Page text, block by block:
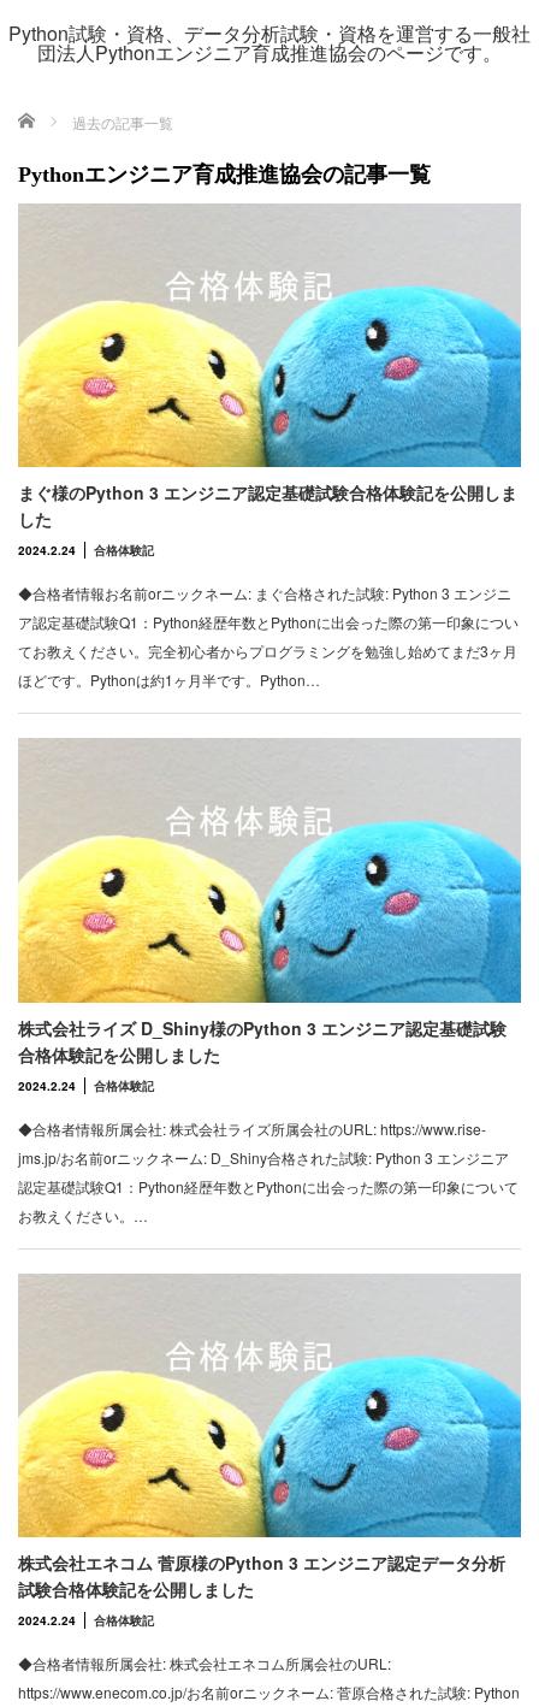
Python試験・資格、データ分析試験・資格を運営する一般社
団法人Pythonエンジニア育成推進協会のページです。
ホーム 過去の記事一覧
Pythonエンジニア育成推進協会の記事一覧
まぐ様のPython 3 エンジニア認定基礎試験合格体験記を公開しま
した
2024.2.24 合格体験記
◆合格者情報お名前orニックネーム: まぐ合格された試験: Python 3 エンジニ
ア認定基礎試験Q1：Python経歴年数とPythonに出会った際の第一印象につい
てお教えください。完全初心者からプログラミングを勉強し始めてまだ3ヶ月
ほどです。Pythonは約1ヶ月半です。Python…
株式会社ライズ D_Shiny様のPython 3 エンジニア認定基礎試験
合格体験記を公開しました
2024.2.24 合格体験記
◆合格者情報所属会社: 株式会社ライズ所属会社のURL: https://www.rise-
jms.jp/お名前orニックネーム: D_Shiny合格された試験: Python 3 エンジニア
認定基礎試験Q1：Python経歴年数とPythonに出会った際の第一印象について
お教えください。…
株式会社エネコム 菅原様のPython 3 エンジニア認定データ分析
試験合格体験記を公開しました
2024.2.24 合格体験記
◆合格者情報所属会社: 株式会社エネコム所属会社のURL:
https://www.enecom.co.jp/お名前orニックネーム: 菅原合格された試験: Python